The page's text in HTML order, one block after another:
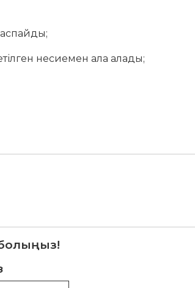
аспайды;
несиемен ала алады;
болыңыз!